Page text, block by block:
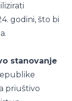
godini, što bi
stanovanje
priuštivo